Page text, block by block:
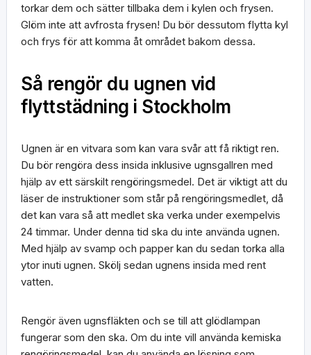
torkar dem och sätter tillbaka dem i kylen och frysen.
Glöm inte att avfrosta frysen! Du bör dessutom flytta kyl
och frys för att komma åt området bakom dessa.
Så rengör du ugnen vid
flyttstädning i Stockholm
Ugnen är en vitvara som kan vara svår att få riktigt ren.
Du bör rengöra dess insida inklusive ugnsgallren med
hjälp av ett särskilt rengöringsmedel. Det är viktigt att du
läser de instruktioner som står på rengöringsmedlet, då
det kan vara så att medlet ska verka under exempelvis
24 timmar. Under denna tid ska du inte använda ugnen.
Med hjälp av svamp och papper kan du sedan torka alla
ytor inuti ugnen. Skölj sedan ugnens insida med rent
vatten.
Rengör även ugnsfläkten och se till att glödlampan
fungerar som den ska. Om du inte vill använda kemiska